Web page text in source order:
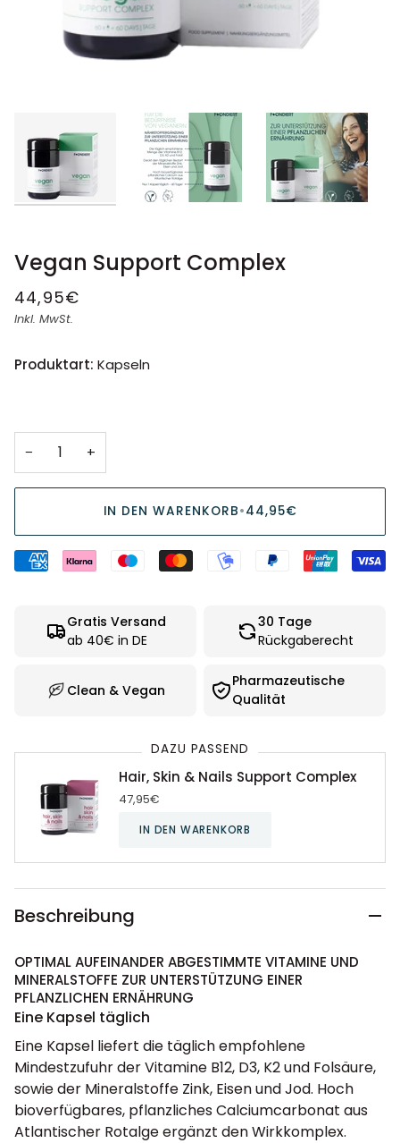
Vegan Support Complex
44,95€
Inkl. MwSt.
Produktart: Kapseln
− +
IN DEN WARENKORB•44,95€
Gratis Versand
ab 40€ in DE
30 Tage
Rückgaberecht
Clean & Vegan
Pharmazeutische
Qualität
DAZU PASSEND
Hair, Skin & Nails Support Complex
47,95€
IN DEN WARENKORB
Beschreibung
OPTIMAL AUFEINANDER ABGESTIMMTE VITAMINE UND
MINERALSTOFFE ZUR UNTERSTÜTZUNG EINER
PFLANZLICHEN ERNÄHRUNG
Eine Kapsel täglich
Eine Kapsel liefert die täglich empfohlene
Mindestzufuhr der Vitamine B12, D3, K2 und Folsäure,
sowie der Mineralstoffe Zink, Eisen und Jod. Hoch
bioverfügbares, pflanzliches Calciumcarbonat aus
Atlantischer Rotalge ergänzt den Wirkkomplex.